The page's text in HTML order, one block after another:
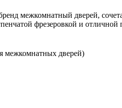
межкомнатный дверей,
фрезеровкой и
межкомнатных дверей)